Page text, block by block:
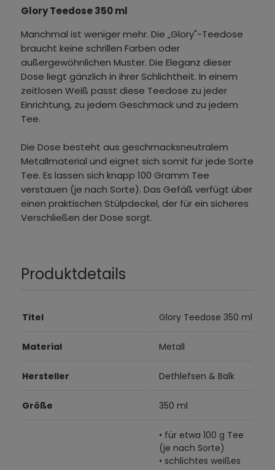
Glory Teedose 350 ml
Manchmal ist weniger mehr. Die „Glory"-Teedose
braucht keine schrillen Farben oder
außergewöhnlichen Muster. Die Eleganz dieser
Dose liegt gänzlich in ihrer Schlichtheit. In einem
zeitlosen Weiß passt diese Teedose zu jeder
Einrichtung, zu jedem Geschmack und zu jedem
Tee.
Die Dose besteht aus geschmacksneutralem
Metallmaterial und eignet sich somit für jede Sorte
Tee. Es lassen sich knapp 100 Gramm Tee
verstauen (je nach Sorte). Das Gefäß verfügt über
einen praktischen Stülpdeckel, der für ein sicheres
Verschließen der Dose sorgt.
Produktdetails
Titel Glory Teedose 350 ml
Material Metall
Hersteller Dethlefsen & Balk
Größe 350 ml
• für etwa 100 g Tee
(je nach Sorte)
• schlichtes weißes